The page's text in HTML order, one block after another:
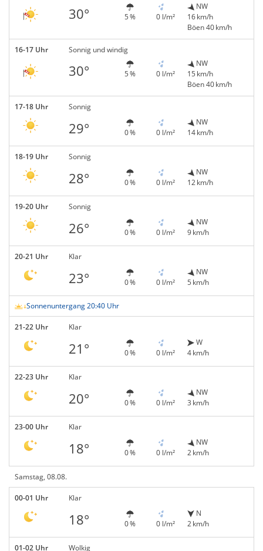
30° 5 % 0 l/m²
NW
16 km/h
Böen 40 km/h
16-17 Uhr Sonnig und windig
30° 5 % 0 l/m²
NW
15 km/h
Böen 40 km/h
17-18 Uhr Sonnig
29° 0 % 0 l/m²
NW
14 km/h
18-19 Uhr Sonnig
28° 0 % 0 l/m²
NW
12 km/h
19-20 Uhr Sonnig
26° 0 % 0 l/m²
NW
9 km/h
20-21 Uhr Klar
23° 0 % 0 l/m²
NW
5 km/h
Sonnenuntergang 20:40 Uhr
21-22 Uhr Klar
21° 0 % 0 l/m²
W
4 km/h
22-23 Uhr Klar
20° 0 % 0 l/m²
NW
3 km/h
23-00 Uhr Klar
18° 0 % 0 l/m²
NW
2 km/h
Samstag, 08.08.
00-01 Uhr Klar
18° 0 % 0 l/m²
N
2 km/h
01-02 Uhr Wolkig